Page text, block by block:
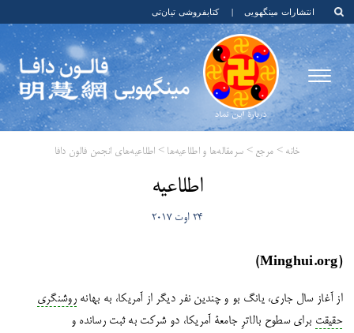
انتشارات مینگهویی | کتابفروشی تیان‌تی
خانه > مرجع > سرمقاله‌ها و اطلاعیه‌ها > اطلاعیه‌های انجمن فالون دافا
اطلاعیه
24 اوت 2017
(Minghui.org)
از آغاز سال جاری، یانگ بو و چندین نفر دیگر از آمریکا، به بهانهروشنگری
حقیقت برای سطوح بالاترِ جامعۀ آمریکا، دو شرکت به ثبت رسانده‌ و